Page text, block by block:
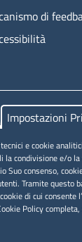
di
Impostazioni
e cookie
la condivisione e/o
Suo consenso,
Tramite questo
di cui consente
Policy completa,